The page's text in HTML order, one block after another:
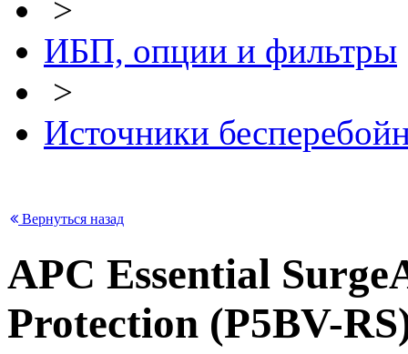
>
ИБП, опции и фильтры
>
Источники
Вернуться назад
APC Essential
Protection (P5BV-